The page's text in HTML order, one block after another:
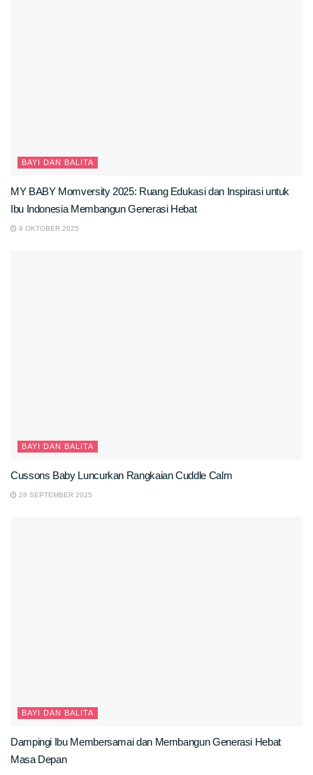
BAYI DAN BALITA
MY BABY Momversity 2025: Ruang Edukasi dan Inspirasi untuk
Ibu Indonesia Membangun Generasi Hebat
9 OKTOBER 2025
BAYI DAN BALITA
Cussons Baby Luncurkan Rangkaian Cuddle Calm
26 SEPTEMBER 2025
BAYI DAN BALITA
Dampingi Ibu Membersamai dan Membangun Generasi Hebat
Masa Depan